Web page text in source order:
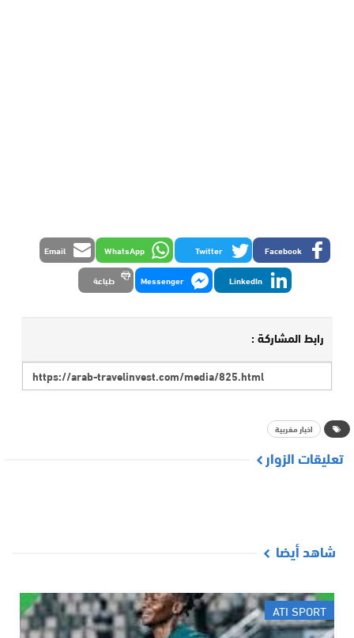
Facebook
Twitter
WhatsApp
Email
LinkedIn
Messenger طباعة
رابط المشاركة :
اخبار مغربية
تعليقات الزوار
شاهد أيضا
ATI SPORT